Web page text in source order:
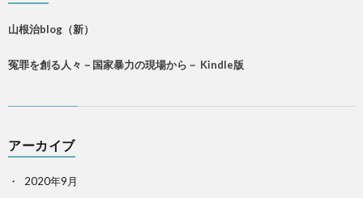
山根治blog（新）
冤罪を創る人々－国家暴力の現場から－ Kindle版
アーカイブ
2020年9月